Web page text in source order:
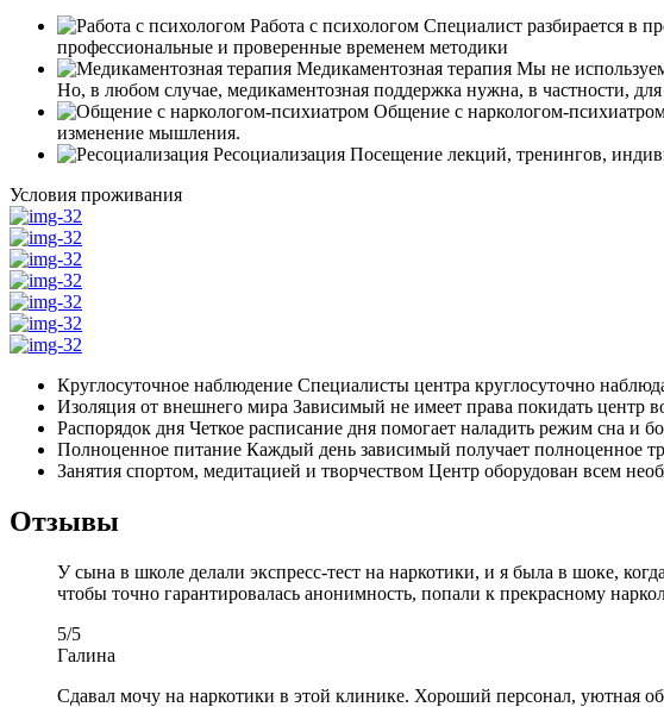
Работа с психологом Специалист разбирается в
профессиональные и проверенные временем методики
Медикаментозная терапия Мы не
Но, в любом случае, медикаментозная поддержка нужна, в частности,
Общение с наркологом-
изменение мышления.
Ресоциализация Посещение лекций, тренингов,
Условия проживания
Круглосуточное наблюдение Специалисты центра круглосуточно
Изоляция от внешнего мира Зависимый не имеет права покидать центр
Распорядок дня Четкое расписание дня помогает наладить режим сна и
Полноценное питание Каждый день зависимый получает полноценное
Занятия спортом, медитацией и творчеством Центр оборудован всем
Отзывы
У сына в школе делали экспресс-тест на наркотики, и я была в шоке,
чтобы точно гарантировалась анонимность, попали к прекрасному
5/5
Галина
Сдавал мочу на наркотики в этой клинике. Хороший персонал, уютная